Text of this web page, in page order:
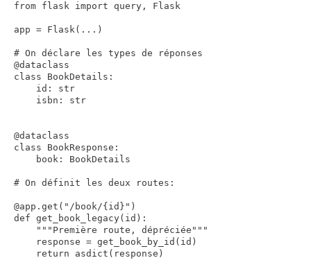
from flask import query, Flask
app = Flask(...)
# On déclare les types de réponses
@dataclass
class BookDetails:
    id: str
    isbn: str
@dataclass
class BookResponse:
    book: BookDetails
# On définit les deux routes:
@app.get("/book/{id}")
def get_book_legacy(id):
    """Première route, dépréciée"""
    response = get_book_by_id(id)
    return asdict(response)